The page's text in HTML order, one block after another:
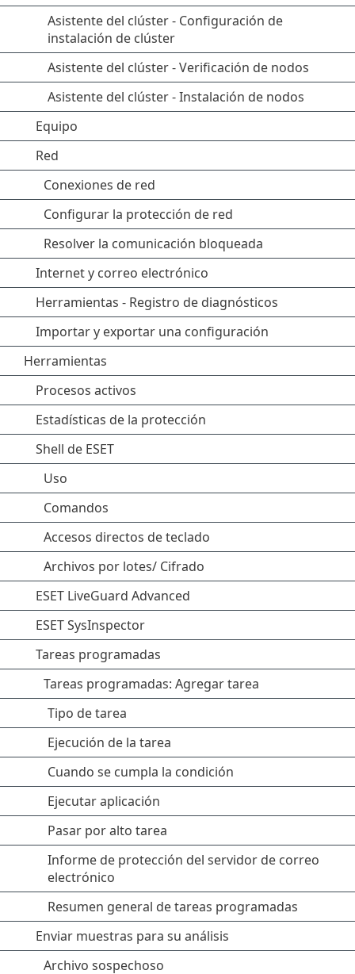
Asistente del clúster - Configuración de
instalación de clúster
Asistente del clúster - Verificación de nodos
Asistente del clúster - Instalación de nodos
Equipo
Red
Conexiones de red
Configurar la protección de red
Resolver la comunicación bloqueada
Internet y correo electrónico
Herramientas - Registro de diagnósticos
Importar y exportar una configuración
Herramientas
Procesos activos
Estadísticas de la protección
Shell de ESET
Uso
Comandos
Accesos directos de teclado
Archivos por lotes/ Cifrado
ESET LiveGuard Advanced
ESET SysInspector
Tareas programadas
Tareas programadas: Agregar tarea
Tipo de tarea
Ejecución de la tarea
Cuando se cumpla la condición
Ejecutar aplicación
Pasar por alto tarea
Informe de protección del servidor de correo
electrónico
Resumen general de tareas programadas
Enviar muestras para su análisis
Archivo sospechoso